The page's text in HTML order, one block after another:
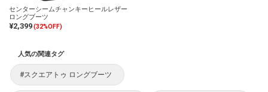
センターシームチャンキーヒールレザー
ロングブーツ
¥2,399(32%OFF)
人気の関連タグ
#スクエアトゥ ロングブーツ